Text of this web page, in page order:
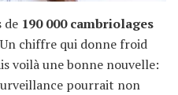
de 190 000 cambriolages
chiffre qui donne froid
voilà une bonne nouvelle:
pourrait non